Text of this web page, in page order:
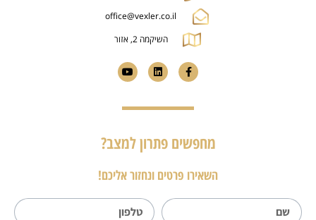
office@vexler.co.il
השיקמה 2, אזור
מחפשים פתרון למצב?
השאירו פרטים ונחזור אליכם!